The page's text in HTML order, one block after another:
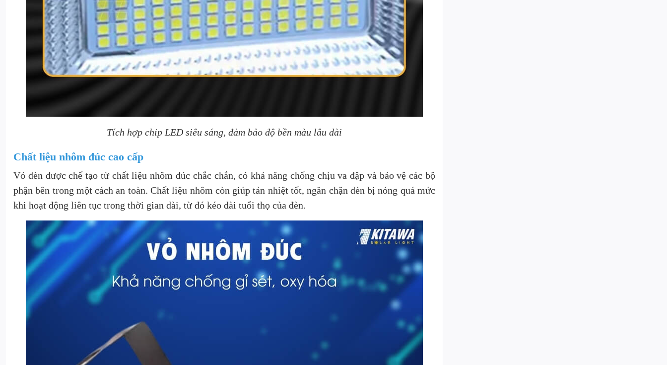
Tích hợp chip LED siêu sáng, đảm bảo độ bền màu lâu dài
Chất liệu nhôm đúc cao cấp
Vỏ đèn được chế tạo từ chất liệu nhôm đúc chắc chắn, có khả năng chống chịu va đập và bảo vệ các bộ
phận bên trong một cách an toàn. Chất liệu nhôm còn giúp tản nhiệt tốt, ngăn chặn đèn bị nóng quá mức
khi hoạt động liên tục trong thời gian dài, từ đó kéo dài tuổi thọ của đèn.